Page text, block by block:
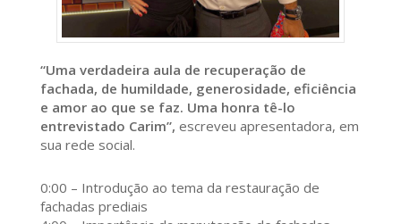
“Uma verdadeira aula de recuperação de
fachada, de humildade, generosidade, eficiência
e amor ao que se faz. Uma honra tê-lo
entrevistado Carim”, escreveu apresentadora, em
sua rede social.
0:00 – Introdução ao tema da restauração de
fachadas prediais